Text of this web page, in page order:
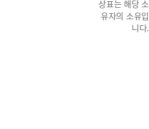
상표는 해당 소
유자의 소유입
니다.